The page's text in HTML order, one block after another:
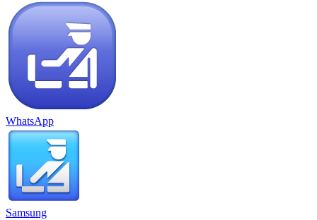
WhatsApp
Samsung